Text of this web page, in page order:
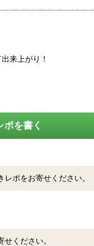
来上がり！
ポを書く
ポをお寄せください。
ください。